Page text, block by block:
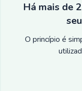
Há mais de
O princípio é